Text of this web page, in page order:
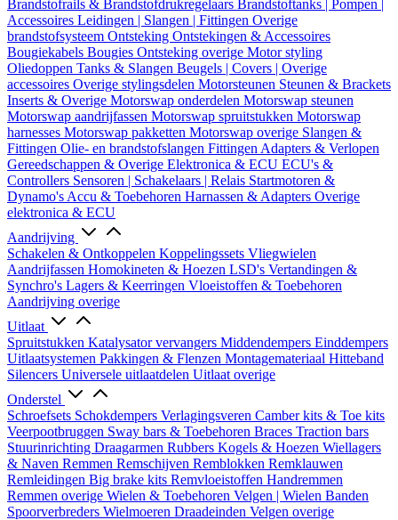
Brandstofrails & Brandstofdrukregelaars Brandstoftanks | Pompen |
Accessoires Leidingen | Slangen | Fittingen Overige
brandstofsysteem Ontsteking Ontstekingen & Accessoires
Bougiekabels Bougies Ontsteking overige Motor styling
Oliedoppen Tanks & Slangen Beugels | Covers | Overige
accessoires Overige stylingsdelen Motorsteunen Steunen & Brackets
Inserts & Overige Motorswap onderdelen Motorswap steunen
Motorswap aandrijfassen Motorswap spruitstukken Motorswap
harnesses Motorswap pakketten Motorswap overige Slangen &
Fittingen Olie- en brandstofslangen Fittingen Adapters & Verlopen
Gereedschappen & Overige Elektronica & ECU ECU's &
Controllers Sensoren | Schakelaars | Relais Startmotoren &
Dynamo's Accu & Toebehoren Harnassen & Adapters Overige
elektronica & ECU
Aandrijving
Schakelen & Ontkoppelen Koppelingssets Vliegwielen
Aandrijfassen Homokineten & Hoezen LSD's Vertandingen &
Synchro's Lagers & Keerringen Vloeistoffen & Toebehoren
Aandrijving overige
Uitlaat
Spruitstukken Katalysator vervangers Middendempers Einddempers
Uitlaatsystemen Pakkingen & Flenzen Montagemateriaal Hitteband
Silencers Universele uitlaatdelen Uitlaat overige
Onderstel
Schroefsets Schokdempers Verlagingsveren Camber kits & Toe kits
Veerpootbruggen Sway bars & Toebehoren Braces Traction bars
Stuurinrichting Draagarmen Rubbers Kogels & Hoezen Wiellagers
& Naven Remmen Remschijven Remblokken Remklauwen
Remleidingen Big brake kits Remvloeistoffen Handremmen
Remmen overige Wielen & Toebehoren Velgen | Wielen Banden
Spoorverbreders Wielmoeren Draadeinden Velgen overige